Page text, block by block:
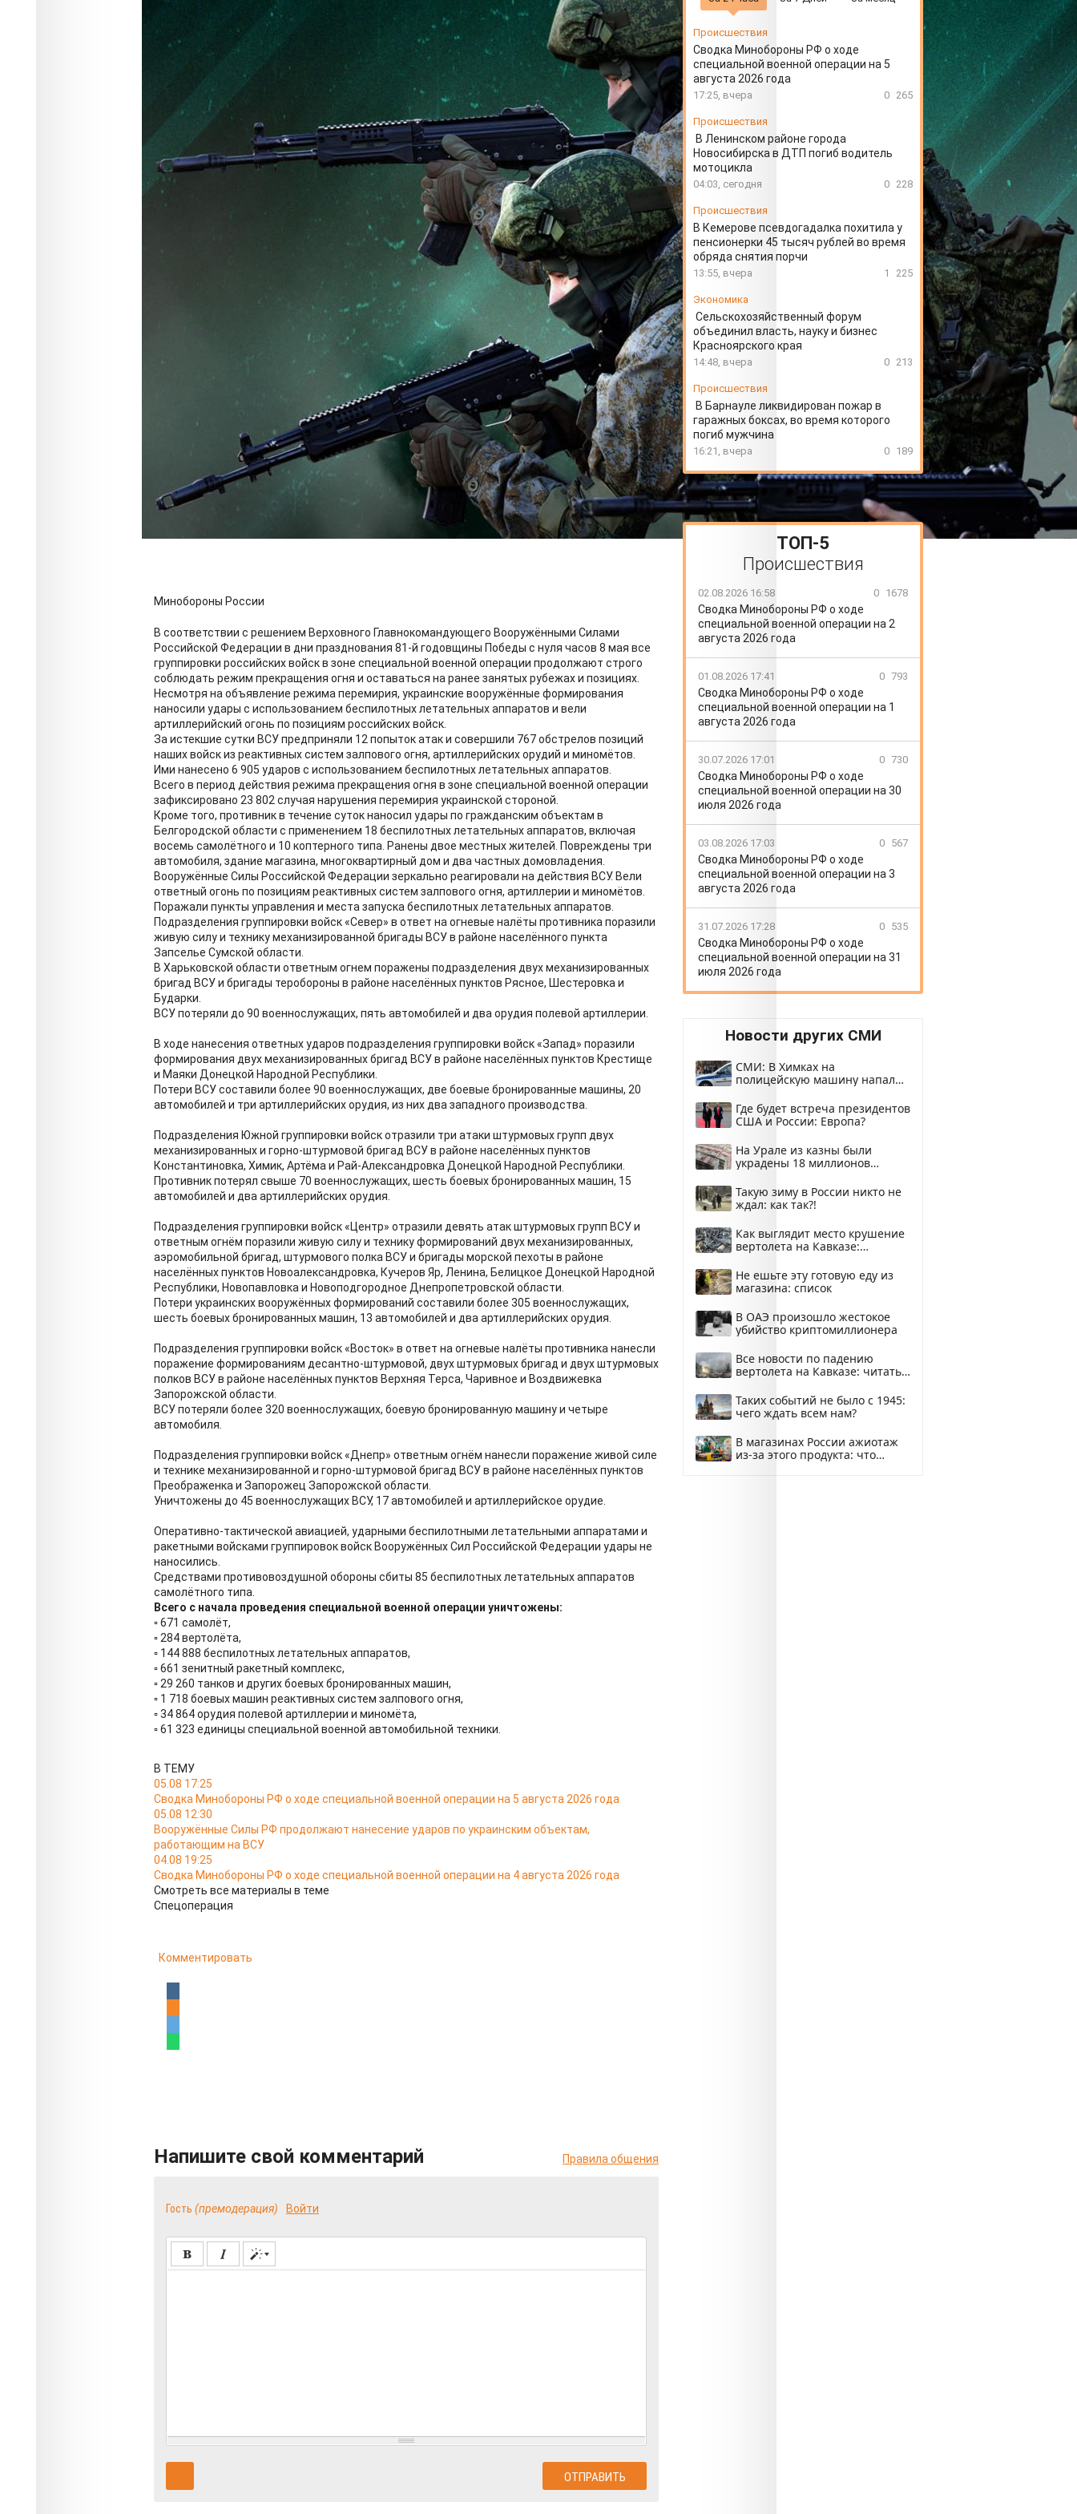
11 мая 2026 года
802
Минобороны России
В соответствии с решением Верховного Главнокомандующего Вооружёнными Силами
Российской Федерации в дни празднования 81-й годовщины Победы с нуля часов 8 мая все
группировки российских войск в зоне специальной военной операции продолжают строго
соблюдать режим прекращения огня и оставаться на ранее занятых рубежах и позициях.
Несмотря на объявление режима перемирия, украинские вооружённые формирования
наносили удары с использованием беспилотных летательных аппаратов и вели
артиллерийский огонь по позициям российских войск.
За истекшие сутки ВСУ предприняли 12 попыток атак и совершили 767 обстрелов позиций
наших войск из реактивных систем залпового огня, артиллерийских орудий и миномётов.
Ими нанесено 6 905 ударов с использованием беспилотных летательных аппаратов.
Всего в период действия режима прекращения огня в зоне специальной военной операции
зафиксировано 23 802 случая нарушения перемирия украинской стороной.
Кроме того, противник в течение суток наносил удары по гражданским объектам в
Белгородской области с применением 18 беспилотных летательных аппаратов, включая
восемь самолётного и 10 коптерного типа. Ранены двое местных жителей. Повреждены три
автомобиля, здание магазина, многоквартирный дом и два частных домовладения.
Вооружённые Силы Российской Федерации зеркально реагировали на действия ВСУ. Вели
ответный огонь по позициям реактивных систем залпового огня, артиллерии и миномётов.
Поражали пункты управления и места запуска беспилотных летательных аппаратов.
Подразделения группировки войск «Север» в ответ на огневые налёты противника поразили
живую силу и технику механизированной бригады ВСУ в районе населённого пункта
Запселье Сумской области.
В Харьковской области ответным огнем поражены подразделения двух механизированных
бригад ВСУ и бригады теробороны в районе населённых пунктов Рясное, Шестеровка и
Бударки.
ВСУ потеряли до 90 военнослужащих, пять автомобилей и два орудия полевой артиллерии.
В ходе нанесения ответных ударов подразделения группировки войск «Запад» поразили
формирования двух механизированных бригад ВСУ в районе населённых пунктов Крестище
и Маяки Донецкой Народной Республики.
Потери ВСУ составили более 90 военнослужащих, две боевые бронированные машины, 20
автомобилей и три артиллерийских орудия, из них два западного производства.
Подразделения Южной группировки войск отразили три атаки штурмовых групп двух
механизированных и горно-штурмовой бригад ВСУ в районе населённых пунктов
Константиновка, Химик, Артёма и Рай-Александровка Донецкой Народной Республики.
Противник потерял свыше 70 военнослужащих, шесть боевых бронированных машин, 15
автомобилей и два артиллерийских орудия.
Подразделения группировки войск «Центр» отразили девять атак штурмовых групп ВСУ и
ответным огнём поразили живую силу и технику формирований двух механизированных,
аэромобильной бригад, штурмового полка ВСУ и бригады морской пехоты в районе
населённых пунктов Новоалександровка, Кучеров Яр, Ленина, Белицкое Донецкой Народной
Республики, Новопавловка и Новоподгородное Днепропетровской области.
Потери украинских вооружённых формирований составили более 305 военнослужащих,
шесть боевых бронированных машин, 13 автомобилей и два артиллерийских орудия.
Подразделения группировки войск «Восток» в ответ на огневые налёты противника нанесли
поражение формированиям десантно-штурмовой, двух штурмовых бригад и двух штурмовых
полков ВСУ в районе населённых пунктов Верхняя Терса, Чаривное и Воздвижевка
Запорожской области.
ВСУ потеряли более 320 военнослужащих, боевую бронированную машину и четыре
автомобиля.
Подразделения группировки войск «Днепр» ответным огнём нанесли поражение живой силе
и технике механизированной и горно-штурмовой бригад ВСУ в районе населённых пунктов
Преображенка и Запорожец Запорожской области.
Уничтожены до 45 военнослужащих ВСУ, 17 автомобилей и артиллерийское орудие.
Оперативно-тактической авиацией, ударными беспилотными летательными аппаратами и
ракетными войсками группировок войск Вооружённых Сил Российской Федерации удары не
наносились.
Средствами противовоздушной обороны сбиты 85 беспилотных летательных аппаратов
самолётного типа.
Всего с начала проведения специальной военной операции уничтожены:
▫️ 671 самолёт,
▫️ 284 вертолёта,
▫️ 144 888 беспилотных летательных аппаратов,
▫️ 661 зенитный ракетный комплекс,
▫️ 29 260 танков и других боевых бронированных машин,
▫️ 1 718 боевых машин реактивных систем залпового огня,
▫️ 34 864 орудия полевой артиллерии и миномёта,
▫️ 61 323 единицы специальной военной автомобильной техники.
В ТЕМУ
05.08 17:25
Сводка Минобороны РФ о ходе специальной военной операции на 5 августа 2026 года
05.08 12:30
Вооружённые Силы РФ продолжают нанесение ударов по украинским объектам,
работающим на ВСУ
04.08 19:25
Сводка Минобороны РФ о ходе специальной военной операции на 4 августа 2026 года
Смотреть все материалы в теме
Спецоперация
Комментировать
Напишите свой комментарий Правила общения
Гость (премодерация) Войти
Происшествия
Сводка Минобороны РФ о ходе
специальной военной операции на 5
августа 2026 года
17:25, вчера 0 265
Происшествия
В Ленинском районе города
Новосибирска в ДТП погиб водитель
мотоцикла
04:03, сегодня 0 228
Происшествия
В Кемерове псевдогадалка похитила у
пенсионерки 45 тысяч рублей во время
обряда снятия порчи
13:55, вчера 1 225
Экономика
Сельскохозяйственный форум
объединил власть, науку и бизнес
Красноярского края
14:48, вчера 0 213
Происшествия
В Барнауле ликвидирован пожар в
гаражных боксах, во время которого
погиб мужчина
16:21, вчера 0 189
ТОП-5
Происшествия
02.08.2026 16:58 0 1678
Сводка Минобороны РФ о ходе
специальной военной операции на 2
августа 2026 года
01.08.2026 17:41 0 793
Сводка Минобороны РФ о ходе
специальной военной операции на 1
августа 2026 года
30.07.2026 17:01 0 730
Сводка Минобороны РФ о ходе
специальной военной операции на 30
июля 2026 года
03.08.2026 17:03 0 567
Сводка Минобороны РФ о ходе
специальной военной операции на 3
августа 2026 года
31.07.2026 17:28 0 535
Сводка Минобороны РФ о ходе
специальной военной операции на 31
июля 2026 года
Новости других СМИ
СМИ: В Химках на
полицейскую машину напали
Где будет встреча президентов
США и России: Европа?
На Урале из казны были
украдены 18 миллионов
Такую зиму в России никто не
ждал: как так?!
Как выглядит место крушение
вертолета на Кавказе:
Не ешьте эту готовую еду из
магазина: список
В ОАЭ произошло жестокое
убийство криптомиллионера
Все новости по падению
вертолета на Кавказе: читать
Таких событий не было с 1945:
чего ждать всем нам?
В магазинах России ажиотаж
из-за этого продукта: что